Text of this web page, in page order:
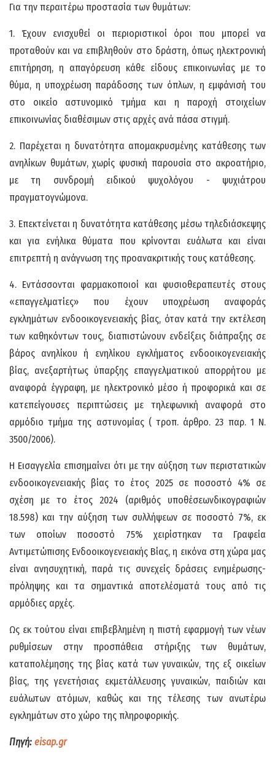
Για την περαιτέρω προστασία των θυμάτων:
1. Έχουν ενισχυθεί οι περιοριστικοί όροι που μπορεί να
προταθούν και να επιβληθούν στο δράστη, όπως ηλεκτρονική
επιτήρηση, η απαγόρευση κάθε είδους επικοινωνίας με το
θύμα, η υποχρέωση παράδοσης των όπλων, η εμφάνισή του
στο οικείο αστυνομικό τμήμα και η παροχή στοιχείων
επικοινωνίας διαθέσιμων στις αρχές ανά πάσα στιγμή.
2. Παρέχεται η δυνατότητα απομακρυσμένης κατάθεσης των
ανηλίκων θυμάτων, χωρίς φυσική παρουσία στο ακροατήριο,
με τη συνδρομή ειδικού ψυχολόγου - ψυχιάτρου
πραγματογνώμονα.
3. Επεκτείνεται η δυνατότητα κατάθεσης μέσω τηλεδιάσκεψης
και για ενήλικα θύματα που κρίνονται ευάλωτα και είναι
επιτρεπτή η ανάγνωση της προανακριτικής τους κατάθεσης.
4. Εντάσσονται φαρμακοποιοί και φυσιοθεραπευτές στους
«επαγγελματίες» που έχουν υποχρέωση αναφοράς
εγκλημάτων ενδοοικογενειακής βίας, όταν κατά την εκτέλεση
των καθηκόντων τους, διαπιστώνουν ενδείξεις διάπραξης σε
βάρος ανηλίκου ή ενηλίκου εγκλήματος ενδοοικογενειακής
βίας, ανεξαρτήτως ύπαρξης επαγγελματικού απορρήτου με
αναφορά έγγραφη, με ηλεκτρονικό μέσο ή προφορικά και σε
κατεπείγουσες περιπτώσεις με τηλεφωνική αναφορά στο
αρμόδιο τμήμα της αστυνομίας ( τροπ. άρθρο. 23 παρ. 1 Ν.
3500/2006).
Η Εισαγγελία επισημαίνει ότι με την αύξηση των περιστατικών
ενδοοικογενειακής βίας το έτος 2025 σε ποσοστό 4% σε
σχέση με το έτος 2024 (αριθμός υποθέσεωνδικογραφιών
18.598) και την αύξηση των συλλήψεων σε ποσοστό 7%, εκ
των οποίων ποσοστό 75% χειρίστηκαν τα Γραφεία
Αντιμετώπισης Ενδοοικογενειακής Βίας, η εικόνα στη χώρα μας
είναι ανησυχητική, παρά τις συνεχείς δράσεις ενημέρωσης-
πρόληψης και τα σημαντικά αποτελέσματά τους από τις
αρμόδιες αρχές.
Ως εκ τούτου είναι επιβεβλημένη η πιστή εφαρμογή των νέων
ρυθμίσεων στην προσπάθεια στήριξης των θυμάτων,
καταπολέμησης της βίας κατά των γυναικών, της εξ οικείων
βίας, της γενετήσιας εκμετάλλευσης γυναικών, παιδιών και
ευάλωτων ατόμων, καθώς και της τέλεσης των ανωτέρω
εγκλημάτων στο χώρο της πληροφορικής.
Πηγή: eisap.gr